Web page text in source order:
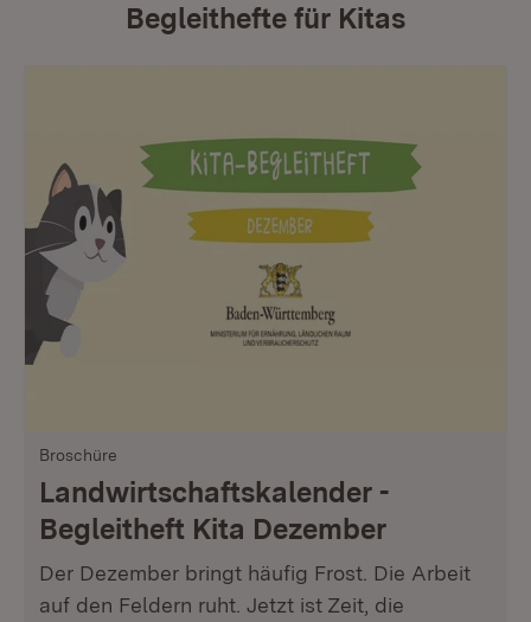
Begleithefte für Kitas
Broschüre
Landwirtschaftskalender -
Begleitheft Kita Dezember
Der Dezember bringt häufig Frost. Die Arbeit
auf den Feldern ruht. Jetzt ist Zeit, die